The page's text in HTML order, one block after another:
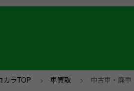
カラTOP > 車買取 > 中古車・廃